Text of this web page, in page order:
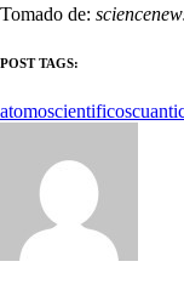
Tomado de:
POST TAGS:
atomoscientificos